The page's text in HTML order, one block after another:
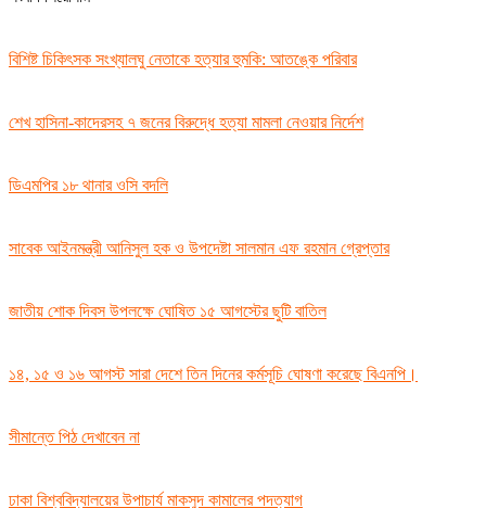
বিশিষ্ট চিকিৎসক সংখ্যালঘু নেতাকে হত্যার হুমকি: আতঙ্কে পরিবার
শেখ হাসিনা-কাদেরসহ ৭ জনের বিরুদ্ধে হত্যা মামলা নেওয়ার নির্দেশ
ডিএমপির ১৮ থানার ওসি বদলি
সাবেক আইনমন্ত্রী আনিসুল হক ও উপদেষ্টা সালমান এফ রহমান গ্রেপ্তার
জাতীয় শোক দিবস উপলক্ষে ঘোষিত ১৫ আগস্টের ছুটি বাতিল
১৪, ১৫ ও ১৬ আগস্ট সারা দেশে তিন দিনের কর্মসূচি ঘোষণা করেছে বিএনপি।
সীমান্তে পিঠ দেখাবেন না
ঢাকা বিশ্ববিদ্যালয়ের উপাচার্য মাকসুদ কামালের পদত্যাগ